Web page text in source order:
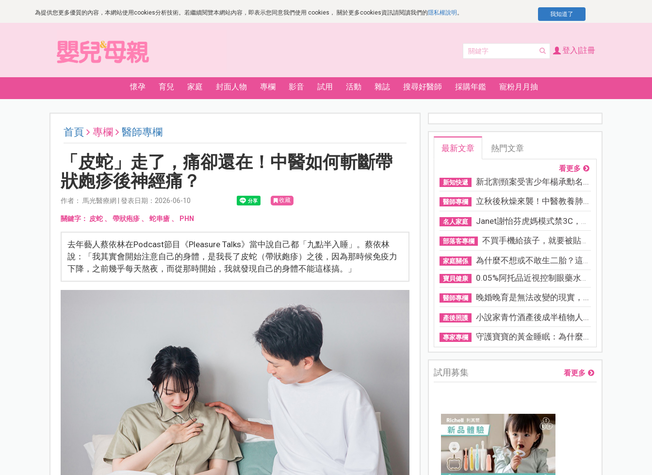
為提供您更多優質的內容，本網站使用cookies分析技術。若繼續閱覽本網站內容，即表示您同意我們使用 cookies， 關於更多cookies資訊請閱讀我們的隱私權說明 。 我知道了
登入|註冊
懷孕 育兒 家庭 封面人物 專欄 影音 試用 活動 雜誌 搜尋好醫師 採購年鑑 寵粉月月抽
首頁 專欄 醫師專欄
「皮蛇」走了，痛卻還在！中醫如何斬斷帶
狀皰疹後神經痛？
作者： 馬光醫療網 | 發表日期：2026-06-10 收藏
關鍵字： 皮蛇、 帶狀疱疹、 蛇串瘡、 PHN
去年藝人蔡依林在Podcast節目《Pleasure Talks》當中說自己都「九點半入睡」。蔡依林
說：「我其實會開始注意自己的身體，是我長了皮蛇（帶狀皰疹）之後，因為那時候免疫力
下降，之前幾乎每天熬夜，而從那時開始，我就發現自己的身體不能這樣搞。」
最新文章 熱門文章
看更多
新知快遞 新北割頸案受害少年楊承勳名...
醫師專欄 立秋後秋燥來襲！中醫教養肺...
名人家庭 Janet謝怡芬虎媽模式禁3C，看...
部落客專欄 不買手機給孩子，就要被貼「...
家庭關係 為什麼不想或不敢生二胎？這8...
寶貝健康 0.05%阿托品近視控制眼藥水納...
醫師專欄 晚婚晚育是無法改變的現實，...
產後照護 小說家青竹酒產後成半植物人...
專家專欄 守護寶寶的黃金睡眠：為什麼...
試用募集 看更多